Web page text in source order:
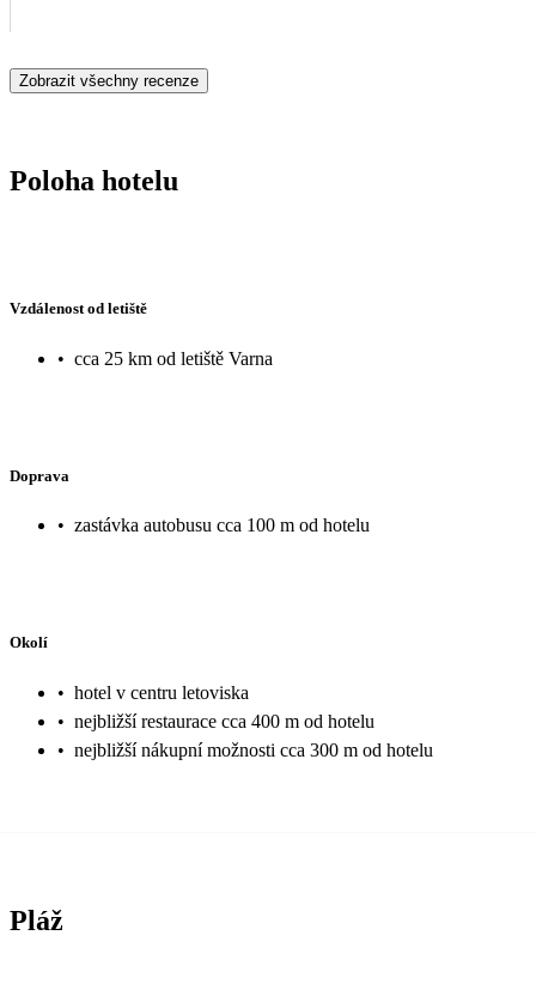
Zobrazit všechny recenze
Poloha hotelu
Vzdálenost od letiště
• cca 25 km od letiště Varna
Doprava
• zastávka autobusu cca 100 m od hotelu
Okolí
• hotel v centru letoviska
• nejbližší restaurace cca 400 m od hotelu
• nejbližší nákupní možnosti cca 300 m od hotelu
Pláž